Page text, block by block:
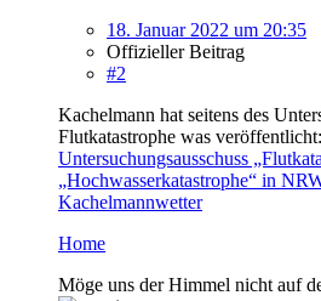
18. Januar 2022 um 20:35
Offizieller Beitrag
#2
Kachelmann hat seitens des
Flutkatastrophe was veröffentlicht:
Untersuchungsausschuss
„Hochwasserkatastrophe“ in
Kachelmannwetter
Home
Möge uns der Himmel nicht auf